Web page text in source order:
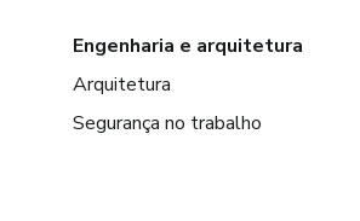
Engenharia e arquitetura
Arquitetura
Segurança no trabalho